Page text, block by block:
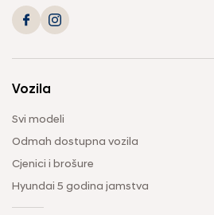
Vozila
Svi modeli
Odmah dostupna vozila
Cjenici i brošure
Hyundai 5 godina jamstva